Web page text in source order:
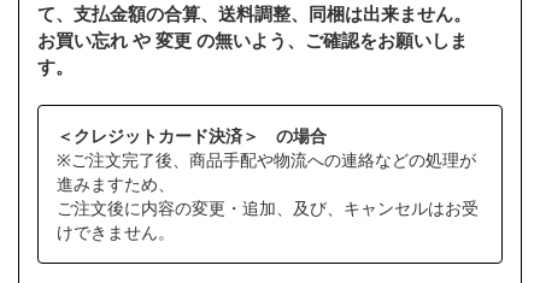
て、支払金額の合算、送料調整、同梱は出来ません。
お買い忘れ や 変更 の無いよう、ご確認をお願いしま
す。
＜クレジットカード決済＞ の場合
※ご注文完了後、商品手配や物流への連絡などの処理が
進みますため、
ご注文後に内容の変更・追加、及び、キャンセルはお受
けできません。